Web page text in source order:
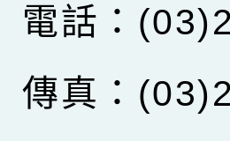
電話：
傳真：